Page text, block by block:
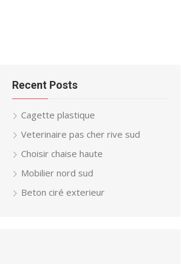
Recent Posts
Cagette plastique
Veterinaire pas cher rive sud
Choisir chaise haute
Mobilier nord sud
Beton ciré exterieur